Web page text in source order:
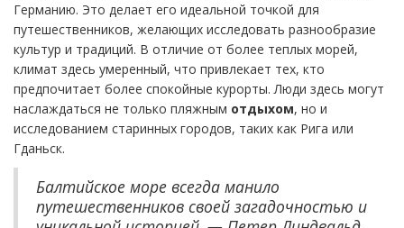
Германию. Это делает его идеальной точкой для
путешественников, желающих исследовать разнообразие
культур и традиций. В отличие от более теплых морей,
климат здесь умеренный, что привлекает тех, кто
предпочитает более спокойные курорты. Люди здесь могут
наслаждаться не только пляжным отдыхом, но и
исследованием старинных городов, таких как Рига или
Гданьск.
Балтийское море всегда манило
путешественников своей загадочностью и